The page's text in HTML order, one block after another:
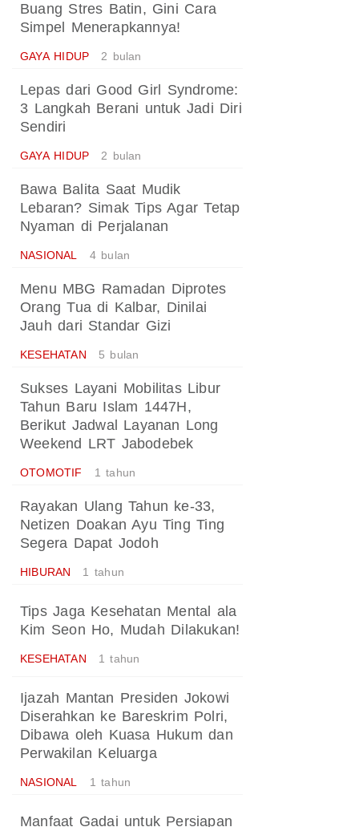
Buang Stres Batin, Gini Cara
Simpel Menerapkannya!
GAYA HIDUP 2 bulan
Lepas dari Good Girl Syndrome:
3 Langkah Berani untuk Jadi Diri
Sendiri
GAYA HIDUP 2 bulan
Bawa Balita Saat Mudik
Lebaran? Simak Tips Agar Tetap
Nyaman di Perjalanan
NASIONAL 4 bulan
Menu MBG Ramadan Diprotes
Orang Tua di Kalbar, Dinilai
Jauh dari Standar Gizi
KESEHATAN 5 bulan
Sukses Layani Mobilitas Libur
Tahun Baru Islam 1447H,
Berikut Jadwal Layanan Long
Weekend LRT Jabodebek
OTOMOTIF 1 tahun
Rayakan Ulang Tahun ke-33,
Netizen Doakan Ayu Ting Ting
Segera Dapat Jodoh
HIBURAN 1 tahun
Tips Jaga Kesehatan Mental ala
Kim Seon Ho, Mudah Dilakukan!
KESEHATAN 1 tahun
Ijazah Mantan Presiden Jokowi
Diserahkan ke Bareskrim Polri,
Dibawa oleh Kuasa Hukum dan
Perwakilan Keluarga
NASIONAL 1 tahun
Manfaat Gadai untuk Persiapan